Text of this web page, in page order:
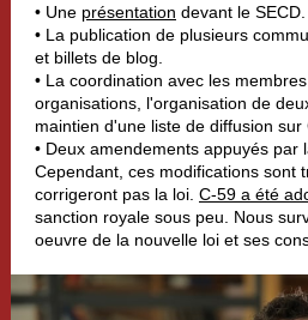
• Une présentation devant le SECD.
• La publication de plusieurs
et billets de blog.
• La coordination avec les
organisations, l'organisation de
maintien d'une liste de diffusion sur
• Deux amendements appuyés par
Cependant, ces modifications sont
corrigeront pas la loi. C-59 a été
sanction royale sous peu. Nous
oeuvre de la nouvelle loi et ses